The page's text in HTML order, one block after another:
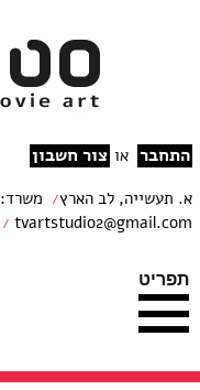
studio2
התחבר או צור חשבון
א. תעשייה, לב הארץ משרד: 03-6816559
tvartstudio2@gmail.com
תפריט